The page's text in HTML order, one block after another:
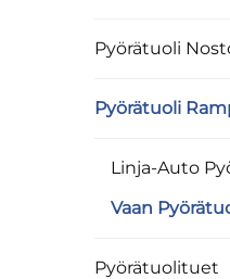
Pyörätuoli
Pyörätuoli
Linja-Auto
Vaan
Pyörätuolituet